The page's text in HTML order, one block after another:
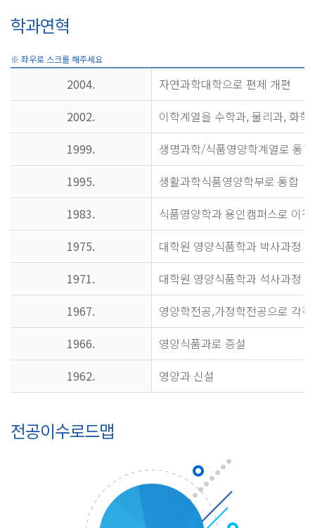
학과연혁
2004.
자연과학대학으로 편제 개편
2002.
이학계열을 수학과, 물리과, 화
1999.
생명과학/식품영양학계열로 통합
1995.
생활과학식품영양학부로 통합
1983.
식품영양학과 용인캠퍼스로 이전
1975.
대학원 영양식품학과 박사과정
1971.
대학원 영양식품학과 석사과정
1967.
영양학전공,가정학전공으로 각
1966.
영양식품과로 증설
1962.
영양과 신설
전공이수로드맵